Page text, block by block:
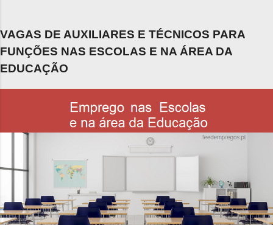
VAGAS DE AUXILIARES E TÉCNICOS PARA
FUNÇÕES NAS ESCOLAS E NA ÁREA DA
EDUCAÇÃO